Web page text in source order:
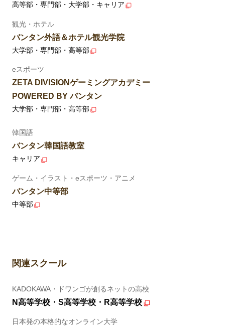
高等部・専門部・大学部・キャリア
観光・ホテル
バンタン外語＆ホテル観光学院
大学部・専門部・高等部
eスポーツ
ZETA DIVISIONゲーミングアカデミー
POWERED BY バンタン
大学部・専門部・高等部
韓国語
バンタン韓国語教室
キャリア
ゲーム・イラスト・eスポーツ・アニメ
バンタン中等部
中等部
関連スクール
KADOKAWA・ドワンゴが創るネットの高校
N高等学校・S高等学校・R高等学校
日本発の本格的なオンライン大学